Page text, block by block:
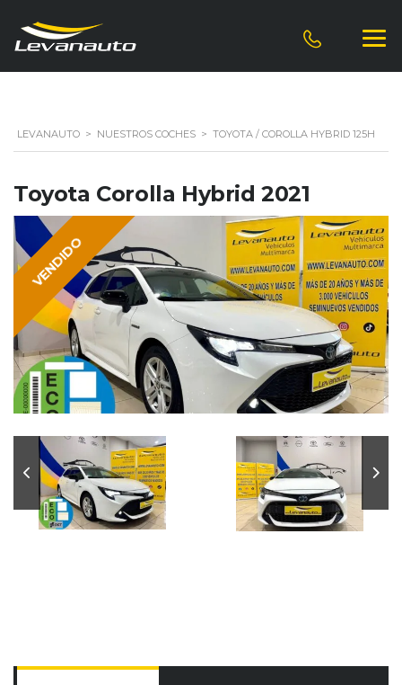
LEVANAUTO > NUESTROS COCHES > TOYOTA / COROLLA HYBRID 125H
Toyota Corolla Hybrid 2021
VENDIDO